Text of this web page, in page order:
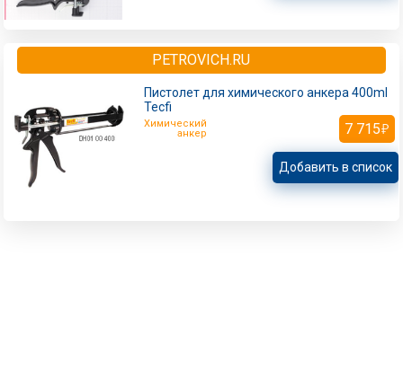
PETROVICH.RU
Пистолет для химического анкера 400ml
Tecfi
Химический
анкер
7 715
Добавить в список